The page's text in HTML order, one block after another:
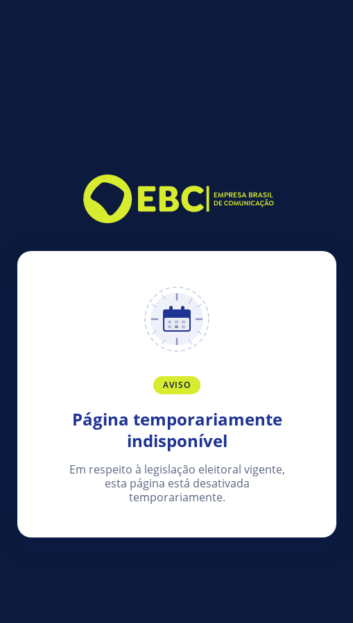
AVISO
Página temporariamente
indisponível
Em respeito à legislação eleitoral vigente,
esta página está desativada
temporariamente.